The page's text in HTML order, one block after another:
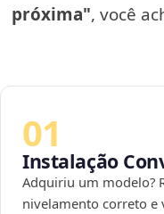
próxima", você
01
Instalação
Adquiriu um modelo?
nivelamento correto e